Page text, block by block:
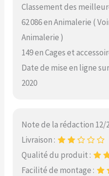
Classement des
62 086 en Animalerie (
Animalerie )
149 en Cages et
Date de mise en ligne
2020
Note de la rédaction 12/
Livraison :
Qualité du produit :
Facilité de montage :